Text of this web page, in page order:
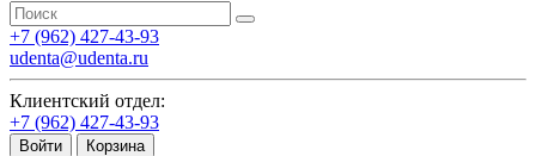
+7 (962) 427-43-93
udenta@udenta.ru
Клиентский отдел:
+7 (962) 427-43-93
Войти Корзина